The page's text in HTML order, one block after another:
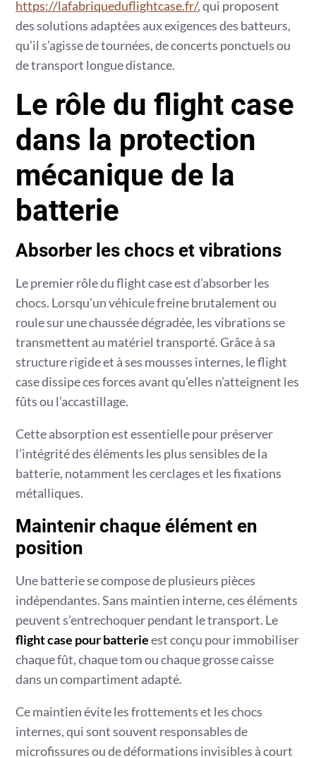
https://lafabriqueduflightcase.fr/, qui proposent
des solutions adaptées aux exigences des batteurs,
qu’il s’agisse de tournées, de concerts ponctuels ou
de transport longue distance.
Le rôle du flight case
dans la protection
mécanique de la
batterie
Absorber les chocs et vibrations
Le premier rôle du flight case est d’absorber les
chocs. Lorsqu’un véhicule freine brutalement ou
roule sur une chaussée dégradée, les vibrations se
transmettent au matériel transporté. Grâce à sa
structure rigide et à ses mousses internes, le flight
case dissipe ces forces avant qu’elles n’atteignent les
fûts ou l’accastillage.
Cette absorption est essentielle pour préserver
l’intégrité des éléments les plus sensibles de la
batterie, notamment les cerclages et les fixations
métalliques.
Maintenir chaque élément en
position
Une batterie se compose de plusieurs pièces
indépendantes. Sans maintien interne, ces éléments
peuvent s’entrechoquer pendant le transport. Le
flight case pour batterieest conçu pour immobiliser
chaque fût, chaque tom ou chaque grosse caisse
dans un compartiment adapté.
Ce maintien évite les frottements et les chocs
internes, qui sont souvent responsables de
microfissures ou de déformations invisibles à court